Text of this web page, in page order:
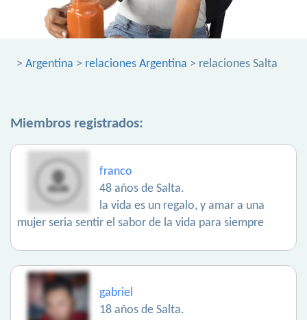
> Argentina > relaciones Argentina > relaciones Salta
Miembros registrados:
franco
48 años de Salta.
la vida es un regalo, y amar a una
mujer seria sentir el sabor de la vida para siempre
gabriel
18 años de Salta.